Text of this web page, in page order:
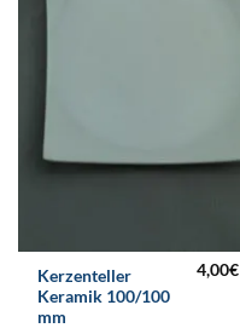
Kerzenteller
Keramik 100/100
mm
4,00€